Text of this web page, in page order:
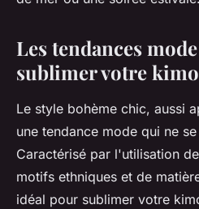
Les tendances
sublimer votre
Le style bohème chic, aussi
une tendance mode qui ne
Caractérisé par l'utilisation
motifs ethniques et de
idéal pour sublimer votre